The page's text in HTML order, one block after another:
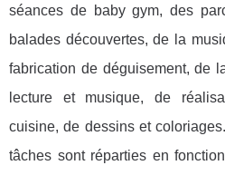
séances de baby gym, des
balades découvertes, de la
fabrication de déguisement, de
lecture et musique, de
cuisine, de dessins et
tâches sont réparties en